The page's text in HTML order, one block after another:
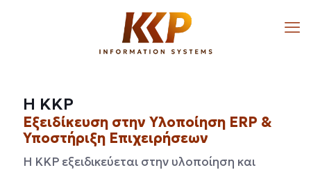
Η KKP
Εξειδίκευση στην Υλοποίηση ERP &
Υποστήριξη Επιχειρήσεων
Η KKP εξειδικεύεται στην υλοποίηση και